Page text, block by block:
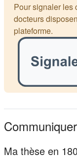
Pour signaler les
docteurs
plateforme.
Ma thèse en